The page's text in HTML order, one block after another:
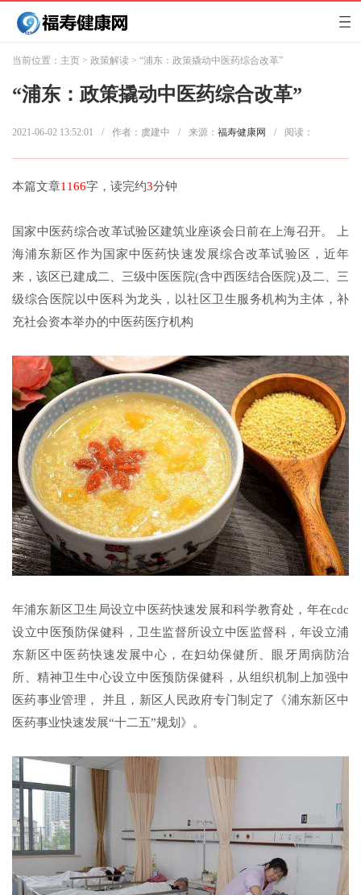
当前位置： 主页 > 政策解读 > “浦东：政策撬动中医药综合改革”
“浦东：政策撬动中医药综合改革”
2021-06-02 13:52:01 / 作者：虞建中 / 来源： 福寿健康网 / 阅读：
本篇文章1166字，读完约3分钟
国家中医药综合改革试验区建筑业座谈会日前在上海召开。 上
海浦东新区作为国家中医药快速发展综合改革试验区，近年
来，该区已建成二、三级中医医院(含中西医结合医院)及二、三
级综合医院以中医科为龙头，以社区卫生服务机构为主体，补
充社会资本举办的中医药医疗机构
年浦东新区卫生局设立中医药快速发展和科学教育处，年在cdc
设立中医预防保健科，卫生监督所设立中医监督科，年设立浦
东新区中医药快速发展中心，在妇幼保健所、眼牙周病防治
所、精神卫生中心设立中医预防保健科，从组织机制上加强中
医药事业管理， 并且，新区人民政府专门制定了《浦东新区中
医药事业快速发展“十二五”规划》。